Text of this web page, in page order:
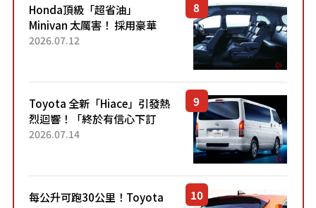
Honda頂級「超省油」
Minivan 太厲害！ 採用豪華
「真皮座椅」與專屬「黑色內
「三...
2026.07.12
Toyota 全新「Hiace」引發熱
烈迴響！「終於有信心下訂
了！」「哪個等級交車最
車？...
2026.07.14
每公升可跑30公里！Toyota